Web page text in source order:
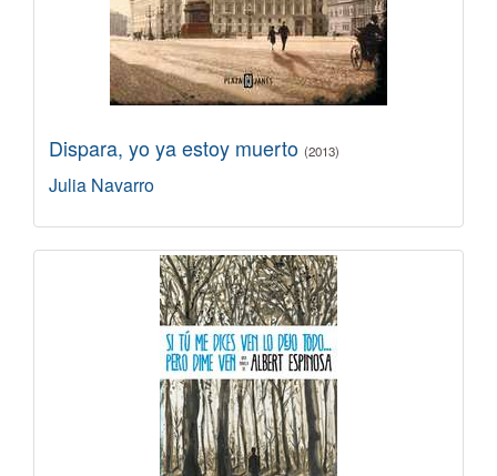
Dispara, yo ya estoy muerto (2013)
Julia Navarro